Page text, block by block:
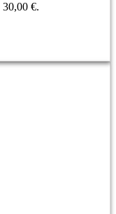
30,00 €.